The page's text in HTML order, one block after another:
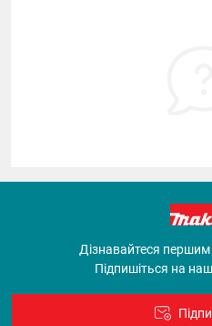
Дізнавайтеся першим
Підпишіться на